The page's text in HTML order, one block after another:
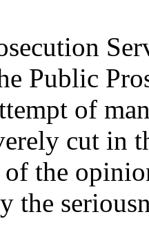
Public
of
cut in
the
the